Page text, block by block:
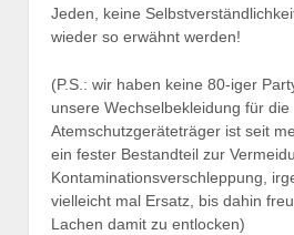
Jeden, keine
wieder so erwähnt werden!
(P.S.: wir haben keine 80-iger
unsere Wechselbekleidung für die
Atemschutzgeräteträger ist seit
ein fester Bestandteil zur
Kontaminationsverschleppung,
vielleicht mal Ersatz, bis dahin
Lachen damit zu entlocken)